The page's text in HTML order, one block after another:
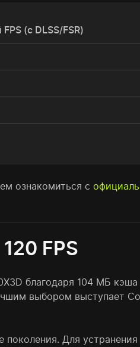
(с DLSS/FSR)
ознакомиться с
FPS
благодаря 104 МБ
выбором выступает
поколения. Для